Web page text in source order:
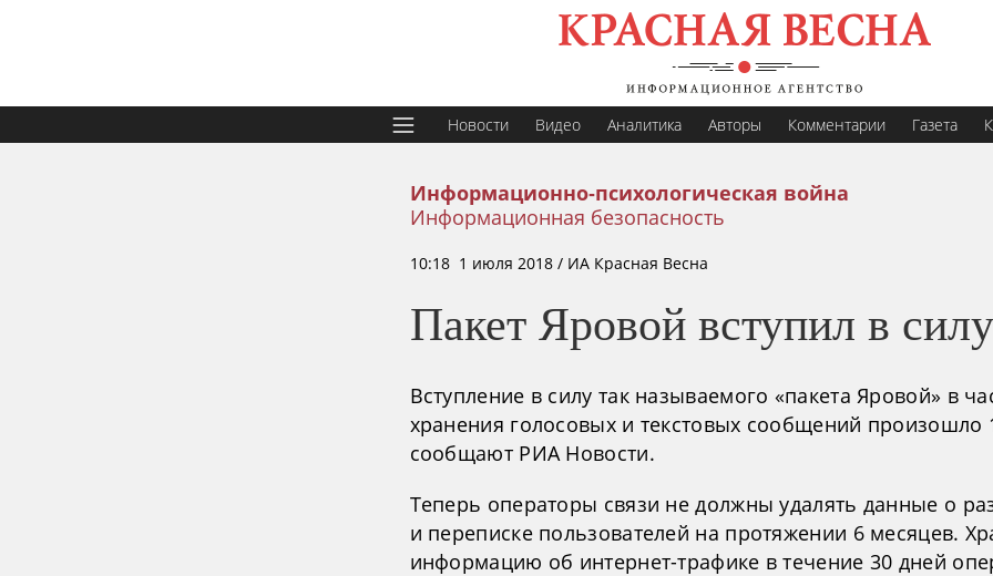
Новости Видео Аналитика Авторы Комментарии Газета
Информационно-психологическая война
Информационная безопасность
10:18 1 июля 2018 / ИА Красная Весна
Пакет Яровой вступил в силу
Вступление в силу так называемого «пакета Яровой» в
хранения голосовых и текстовых сообщений произошло
сообщают РИА Новости.
Теперь операторы связи не должны удалять данные о
и переписке пользователей на протяжении 6 месяцев.
информацию об интернет-трафике в течение 30 дней